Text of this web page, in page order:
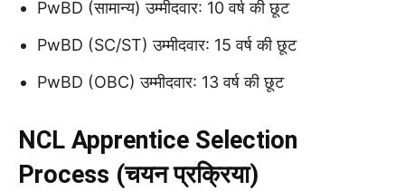
PwBD (सामान्य) उम्मीदवार: 10 वर्ष की छूट
PwBD (SC/ST) उम्मीदवार: 15 वर्ष की छूट
PwBD (OBC) उम्मीदवार: 13 वर्ष की छूट
NCL Apprentice Selection
Process (चयन प्रक्रिया)